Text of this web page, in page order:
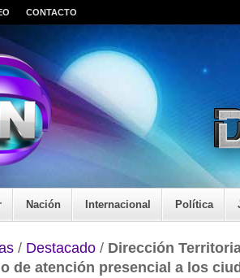
CONTACTO
Nación Internacional Política
/ Destacado / Dirección
de atención presencial a los